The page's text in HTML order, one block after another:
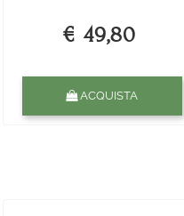
€ 49,80
ACQUISTA